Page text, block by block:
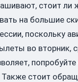
стоит
на большие
во вторник,
стоит